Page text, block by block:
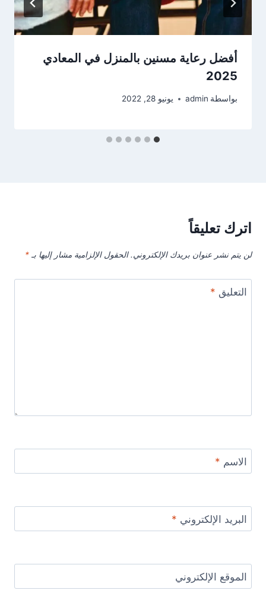
أفضل رعاية مسنين بالمنزل في المعادي
2025
بواسطة admin يونيو 28, 2022
اترك تعليقاً
لن يتم نشر عنوان بريدك الإلكتروني. الحقول الإلزامية مشار إليها بـ *
التعليق *
الاسم *
البريد الإلكتروني *
الموقع الإلكتروني